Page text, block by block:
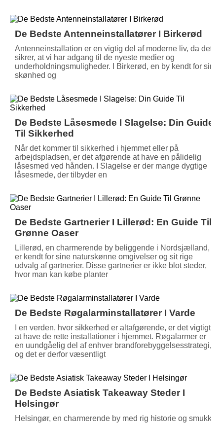
De Bedste Antenneinstallatører I Birkerød
Antenneinstallation er en vigtig del af moderne liv, da det
sikrer, at vi har adgang til de nyeste medier og
underholdningsmuligheder. I Birkerød, en by kendt for sin
skønhed og
De Bedste Låsesmede I Slagelse: Din Guide
Til Sikkerhed
Når det kommer til sikkerhed i hjemmet eller på
arbejdspladsen, er det afgørende at have en pålidelig
låsesmed ved hånden. I Slagelse er der mange dygtige
låsesmede, der tilbyder en
De Bedste Gartnerier I Lillerød: En Guide Til
Grønne Oaser
Lillerød, en charmerende by beliggende i Nordsjælland,
er kendt for sine naturskønne omgivelser og sit rige
udvalg af gartnerier. Disse gartnerier er ikke blot steder,
hvor man kan købe planter
De Bedste Røgalarminstallatører I Varde
I en verden, hvor sikkerhed er altafgørende, er det vigtigt
at have de rette installationer i hjemmet. Røgalarmer er
en uundgåelig del af enhver brandforebyggelsesstrategi,
og det er derfor væsentligt
De Bedste Asiatisk Takeaway Steder I
Helsingør
Helsingør, en charmerende by med rig historie og smukke